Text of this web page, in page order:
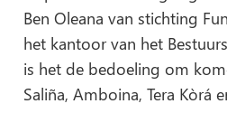
Ben Oleana van stichting
het kantoor van het
is het de bedoeling om
Saliña, Amboina, Tera Kòrá